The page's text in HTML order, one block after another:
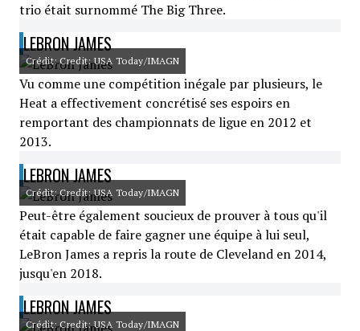
trio était surnommé The Big Three.
LEBRON JAMES
Crédit: Credit: USA Today/IMAGN
Vu comme une compétition inégale par plusieurs, le
Heat a effectivement concrétisé ses espoirs en
remportant des championnats de ligue en 2012 et
2013.
LEBRON JAMES
Crédit: Credit: USA Today/IMAGN
Peut-être également soucieux de prouver à tous qu'il
était capable de faire gagner une équipe à lui seul,
LeBron James a repris la route de Cleveland en 2014,
jusqu'en 2018.
LEBRON JAMES
Crédit: Credit: USA Today/IMAGN